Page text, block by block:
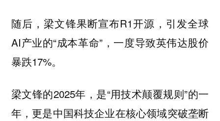
随后，梁文锋果断宣布R1开源，引发全球
AI产业的“成本革命”，一度导致英伟达股价
暴跌17%。
梁文锋的2025年，是“用技术颠覆规则”的一
年，更是中国科技企业在核心领域突破垄断